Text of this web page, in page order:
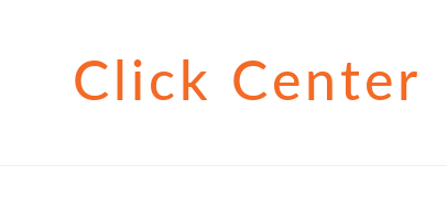
Click Center